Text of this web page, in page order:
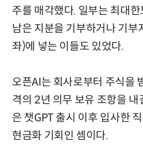
주를 매각했다. 일부는 최대
남은 지분을 기부하거나 기부
좌)에 넣는 이들도 있었다.
오픈AI는 회사로부터 주식을
격의 2년 의무 보유 조항을
은 챗GPT 출시 이후 입사한
현금화 기회인 셈이다.